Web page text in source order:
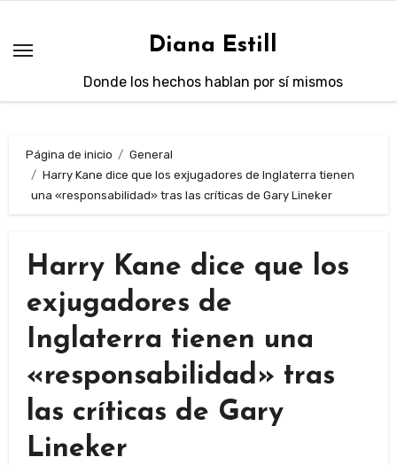
contenido
Diana Estill
Donde los hechos hablan por sí mismos
Página de inicio
General
Harry Kane dice que los exjugadores de Inglaterra tienen
una «responsabilidad» tras las críticas de Gary Lineker
Harry Kane dice que los
exjugadores de
Inglaterra tienen una
«responsabilidad» tras
las críticas de Gary
Lineker